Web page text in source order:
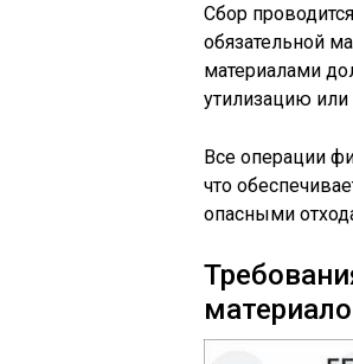
Сбор
обязательной
материалами
утилизацию или
Все операции
что
опасными